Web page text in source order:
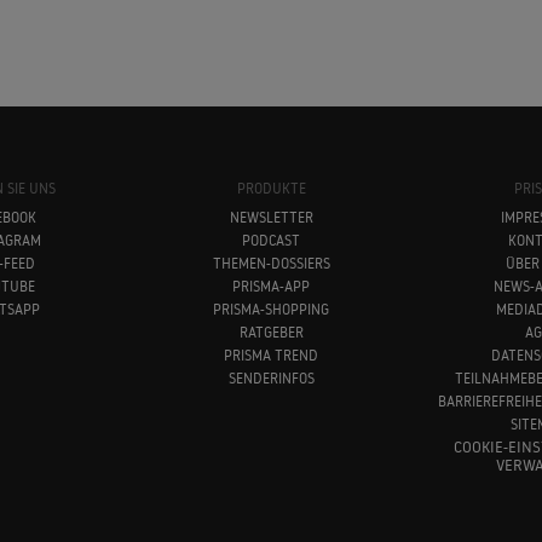
SIE UNS
FEED
PRODUKTE
NEWSLETTER
PODCAST
THEMEN-DOSSIERS
PRISMA-APP
PRISMA-SHOPPING
RATGEBER
PRISMA TREND
SENDERINFOS
NEWS-
COOKIE-